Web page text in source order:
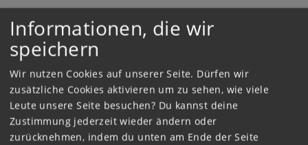
Folge 9: Der fliegende Sattel
Folge 12: Der Liebesbrief
Folge 29: Das sprechende Pferd
Folge 55: Der verschwundene Pokal
Folge 57: Das große Teamspringen
Folge 63: Die Waschbären sind los
Was hältst du von Trödelhannes? Wie findest du
Informationen, die wir
speichern
Wir nutzen Cookies auf unserer Seite. Dürfen wir
zusätzliche Cookies aktivieren um zu sehen, wie viele
Leute unsere Seite besuchen? Du kannst deine
Zustimmung jederzeit wieder ändern oder
zurücknehmen, indem du unten am Ende der Seite